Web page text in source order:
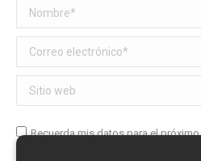
Nombre *
Correo electrónico *
Sitio web
Recuerda mis datos para el